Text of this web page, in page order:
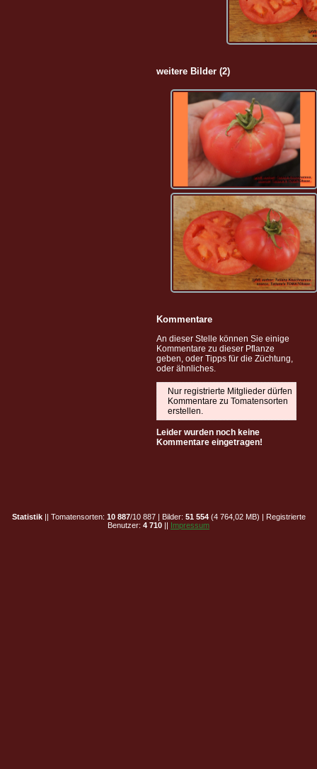
weitere Bilder (2)
Kommentare
An dieser Stelle können Sie einige
Kommentare zu dieser Pflanze
geben, oder Tipps für die Züchtung,
oder ähnliches.
Nur registrierte Mitglieder dürfen
Kommentare zu Tomatensorten
erstellen.
Leider wurden noch keine
Kommentare eingetragen!
Statistik|| Tomatensorten: 10 887/10 887 | Bilder: 51 554(4 764,02 MB) | Registrierte
Benutzer: 4 710 || Impressum